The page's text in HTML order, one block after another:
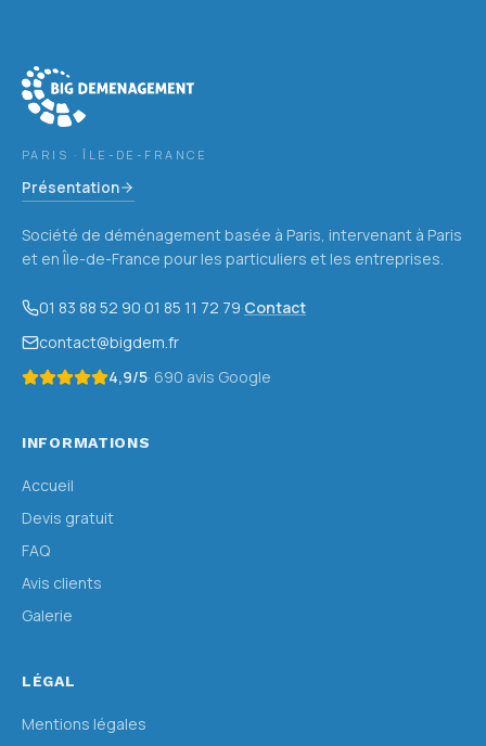
PARIS · ÎLE-DE-FRANCE
Présentation
Société de déménagement basée à Paris, intervenant à Paris
et en Île-de-France pour les particuliers et les entreprises.
01 83 88 52 90·01 85 11 72 79·Contact
contact@bigdem.fr
4,9/5· 690 avis Google
INFORMATIONS
Accueil
Devis gratuit
FAQ
Avis clients
Galerie
LÉGAL
Mentions légales